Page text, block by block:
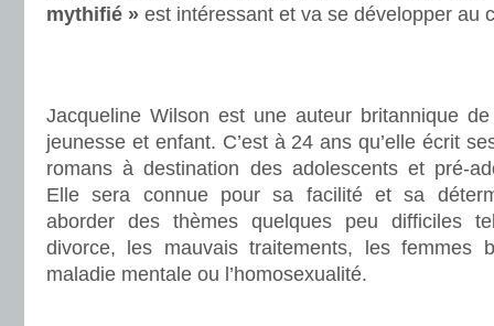
mythifié » est intéressant et va se développer au
Jacqueline Wilson est une auteur britannique
jeunesse et enfant. C’est à 24 ans qu’elle écrit
romans à destination des adolescents et pré-
Elle sera connue pour sa facilité et sa
aborder des thèmes quelques peu difficiles
divorce, les mauvais traitements, les femmes
maladie mentale ou l’homosexualité.